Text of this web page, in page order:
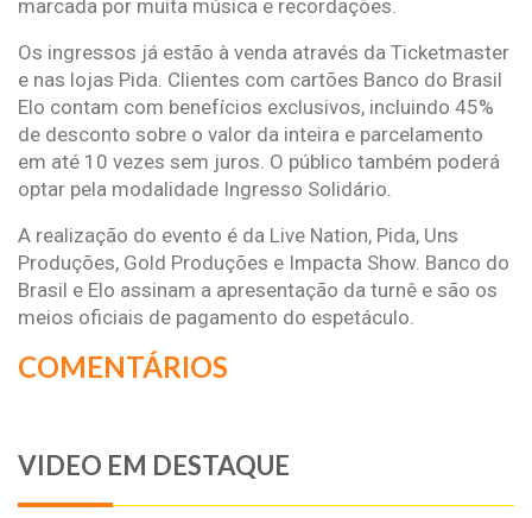
marcada por muita música e recordações.
Os ingressos já estão à venda através da Ticketmaster
e nas lojas Pida. Clientes com cartões Banco do Brasil
Elo contam com benefícios exclusivos, incluindo 45%
de desconto sobre o valor da inteira e parcelamento
em até 10 vezes sem juros. O público também poderá
optar pela modalidade Ingresso Solidário.
A realização do evento é da Live Nation, Pida, Uns
Produções, Gold Produções e Impacta Show. Banco do
Brasil e Elo assinam a apresentação da turnê e são os
meios oficiais de pagamento do espetáculo.
COMENTÁRIOS
VIDEO EM DESTAQUE